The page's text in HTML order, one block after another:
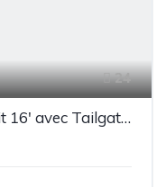
24
Ford E450 2024, Boite Transit 16' avec Tailgate, Stock: 25211